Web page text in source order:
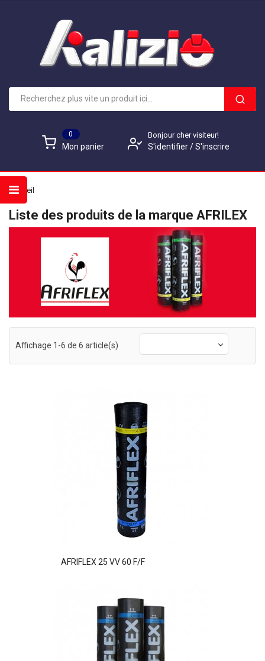
0
Mon panier
Bonjour cher visiteur!
S'identifier/ S'inscrire
Accueil
Liste des produits de la marque AFRILEX
Affichage 1-6 de 6 article(s)
AFRIFLEX 25 VV 60 F/F